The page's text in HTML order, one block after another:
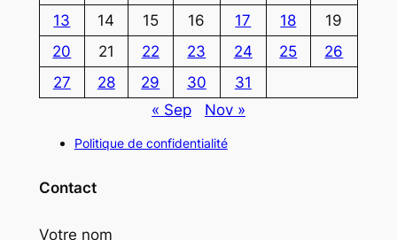
13
14 15 16 17 18
19
20
21 22 23 24 25
26
27
28 29 30
31
« Sep
Nov »
Politique de confidentialité
Contact
Votre nom